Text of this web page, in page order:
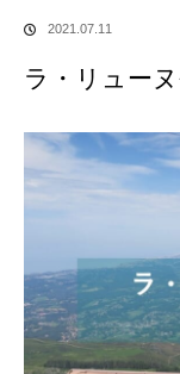
2021.07.11
ラ・リュー